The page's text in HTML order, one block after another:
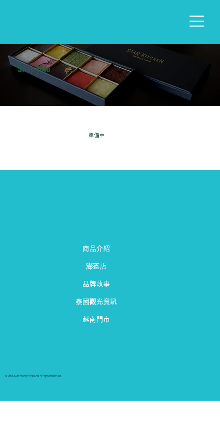
Shop Info
​準備中
商品介紹
澎蓬店
品牌故事
泰國觀光資訊
越南門市
© 2026 Star Kitchen Thailand. All Rights Reserved.